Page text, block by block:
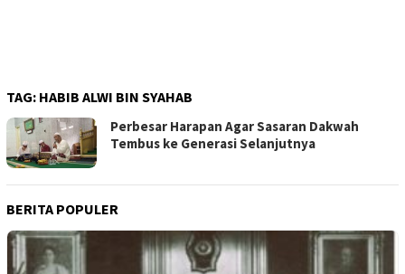
TAG: HABIB ALWI BIN SYAHAB
Perbesar Harapan Agar Sasaran Dakwah
Tembus ke Generasi Selanjutnya
BERITA POPULER